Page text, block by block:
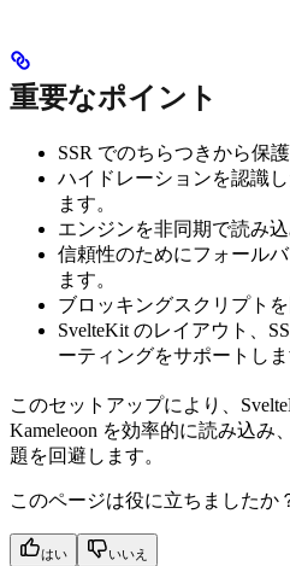
重要なポイント
SSR でのちらつきから保護
ハイドレーションを認識
ます。
エンジンを非同期で読み込
信頼性のためにフォール
ます。
ブロッキングスクリプトを
SvelteKit のレイアウト、
ーティングをサポートしま
このセットアップにより、
Kameleoon を効率的に読み込み
題を回避します。
このページは役に立ちましたか
はい いいえ